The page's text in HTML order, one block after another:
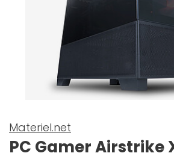
Materiel.net
PC Gamer Airstrike